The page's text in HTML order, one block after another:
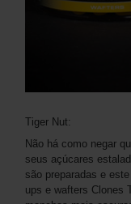
Tiger Nut:
Não há como negar
seus açúcares
são preparadas e
ups e wafters Clones